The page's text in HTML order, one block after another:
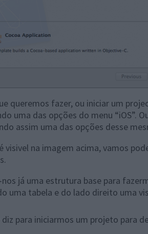
queremos fazer, ou iniciar um
uma das opções do menu “iOS”.
assim uma das opções desse
visivel na imagem acima, vamos
já uma estrutura base para
uma tabela e do lado direito uma
para iniciarmos um projeto para